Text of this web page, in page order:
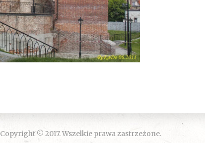
Copyright © 2017. Wszelkie prawa zastrzeżone.